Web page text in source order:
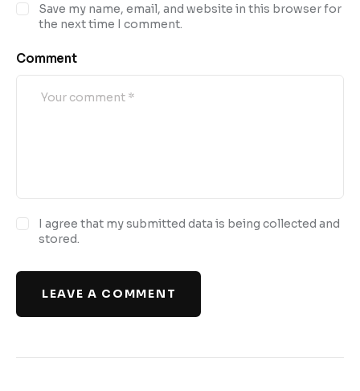
Save my name, email, and website in this browser for
the next time I comment.
Comment
I agree that my submitted data is being collected and
stored.
LEAVE A COMMENT